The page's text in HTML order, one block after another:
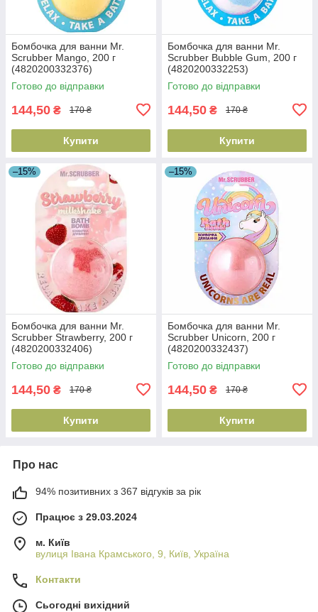
Бомбочка для ванни Mr.
Scrubber Mango, 200 г
(4820200332376)
Готово до відправки
144,50 ₴ 170 ₴
Купити
Бомбочка для ванни Mr.
Scrubber Bubble Gum, 200 г
(4820200332253)
Готово до відправки
144,50 ₴ 170 ₴
Купити
–15%
Бомбочка для ванни Mr.
Scrubber Strawberry, 200 г
(4820200332406)
Готово до відправки
144,50 ₴ 170 ₴
Купити
–15%
Бомбочка для ванни Mr.
Scrubber Unicorn, 200 г
(4820200332437)
Готово до відправки
144,50 ₴ 170 ₴
Купити
Про нас
94% позитивних з 367 відгуків за рік
Працює з 29.03.2024
м. Київ
вулиця Івана Крамського, 9, Київ, Україна
Контакти
Сьогодні вихідний